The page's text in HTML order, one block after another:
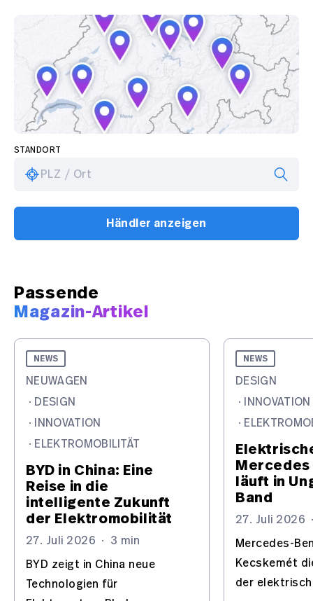
STANDORT
PLZ / Ort
Händler anzeigen
Passende
Magazin-Artikel
NEWS
NEUWAGEN
· DESIGN
· INNOVATION
· ELEKTROMOBILITÄT
BYD in China: Eine
Reise in die
intelligente Zukunft
der Elektromobilität
27. Juli 2026 · 3 min
BYD zeigt in China neue
Technologien für
NEWS
DESIGN
· INNOVATION
·
Mercedes
läuft in
Band
27. Juli 2026
Mercedes-
Kecskemét
der